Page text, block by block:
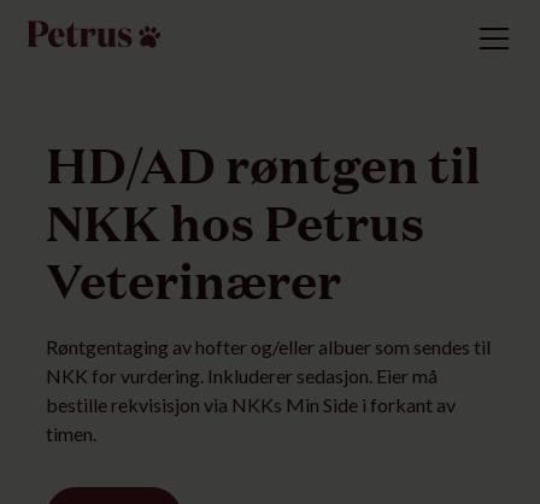
HD/AD røntgen til
NKK hos Petrus
Veterinærer
Røntgentaging av hofter og/eller albuer som sendes til
NKK for vurdering. Inkluderer sedasjon. Eier må
bestille rekvisisjon via NKKs Min Side i forkant av
timen.